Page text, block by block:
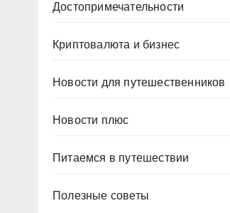
Достопримечательности
Криптовалюта и бизнес
Новости для путешественников
Новости плюс
Питаемся в путешествии
Полезные советы